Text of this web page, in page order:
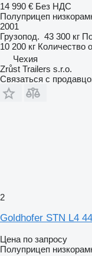
14 990 € Без НДС
Полуприцеп
2001
Грузопод. 43 300 кг
10 200 кг Количество
Чехия
Zrůst Trailers s.r.o.
Связаться с
2
Goldhofer STN L4
Цена по запросу
Полуприцеп